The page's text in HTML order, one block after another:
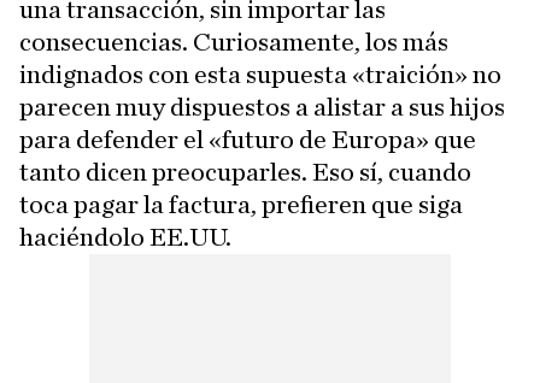
una transacción, sin importar las
consecuencias. Curiosamente, los más
indignados con esta supuesta «traición» no
parecen muy dispuestos a alistar a sus hijos
para defender el «futuro de Europa» que
tanto dicen preocuparles. Eso sí, cuando
toca pagar la factura, prefieren que siga
haciéndolo EE.UU.